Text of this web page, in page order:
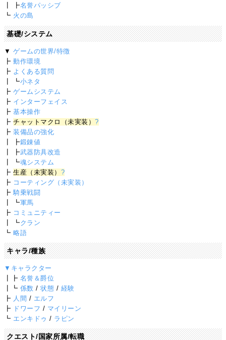
┃ ┣名誉パッシブ
┗ 火の島
基礎/システム
▼ゲームの世界/特徴
┣動作環境
┣ よくある質問
┃ ┗小ネタ
┣ゲームシステム
┣ インターフェイス
┣基本操作
┣チャットマクロ（未実装）?
┣装備品の強化
┃ ┣鍛錬値
┃ ┣武器防具改造
┃ ┗魂システム
┣生産（未実装） ?
┣ コーティング（未実装）
┣騎乗戦闘
┃ ┗軍馬
┣ コミュニティー
┃ ┗クラン
┗略語
キャラ/種族
▼キャラクター
┃┣ 名誉＆爵位
┃┗ 係数 /状態 / 経験
┣ 人間 / エルフ
┣ ドワーフ / マイリーン
┗ エンキドゥ / ラピン
クエスト/国家所属/転職